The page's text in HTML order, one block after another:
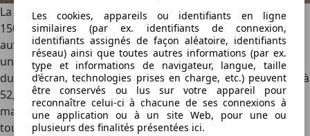
La version de base est équipée d'un moteur électrique de
150 ch et d'une batterie de 41,9 kWh (net), offrant une
autonomie de 325 km (WLTP). Pas suffisant ? Il existe alors
une version « grande autonomie » qui porte la puissance
du moteur électrique à 160 ch et la capacité de la batterie à
52,8 kWh (net). Elle bénéficie ainsi d’une autonomie
maximale de 416 km (WLTP). La MG4 Urban se recharge
toujours rapidement jusqu’à 82 kW ou 87 kW, en fonction
Les cookies, appareils ou identifiants en ligne
similaires (par ex. identifiants de connexion,
identifiants assignés de façon aléatoire, identifiants
réseau) ainsi que toutes autres informations (par ex.
type et informations de navigateur, langue, taille
d’écran, technologies prises en charge, etc.) peuvent
être conservés ou lus sur votre appareil pour
reconnaître celui-ci à chacune de ses connexions à
une application ou à un site Web, pour une ou
plusieurs des finalités présentées ici.